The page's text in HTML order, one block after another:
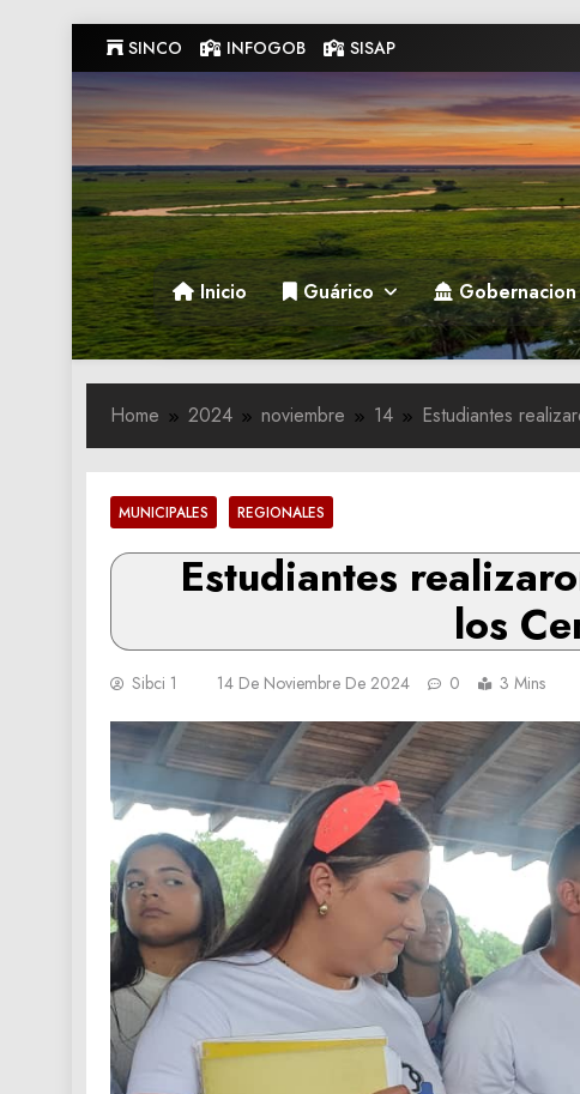
to
content
SINCO INFOGOB SISAP
Gobernacion de Guarico
Gobernacion de Guarico
Inicio Guárico Gobernacion
Home 2024 noviembre 14 Estudiantes
MUNICIPALES REGIONALES
Estudiantes
los
Sibci 1 14 De Noviembre De 2024 0 3 Mins